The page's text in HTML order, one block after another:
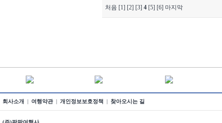
처음 [1] [2] [3] 4 [5] [6] 마지막
회사소개 여행약관| 개인정보보호정책 찾아오시는 길